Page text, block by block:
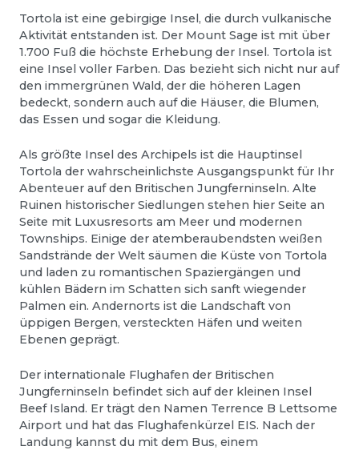
Tortola ist eine gebirgige Insel, die durch vulkanische
Aktivität entstanden ist. Der Mount Sage ist mit über
1.700 Fuß die höchste Erhebung der Insel. Tortola ist
eine Insel voller Farben. Das bezieht sich nicht nur auf
den immergrünen Wald, der die höheren Lagen
bedeckt, sondern auch auf die Häuser, die Blumen,
das Essen und sogar die Kleidung.
Als größte Insel des Archipels ist die Hauptinsel
Tortola der wahrscheinlichste Ausgangspunkt für Ihr
Abenteuer auf den Britischen Jungferninseln. Alte
Ruinen historischer Siedlungen stehen hier Seite an
Seite mit Luxusresorts am Meer und modernen
Townships. Einige der atemberaubendsten weißen
Sandstrände der Welt säumen die Küste von Tortola
und laden zu romantischen Spaziergängen und
kühlen Bädern im Schatten sich sanft wiegender
Palmen ein. Andernorts ist die Landschaft von
üppigen Bergen, versteckten Häfen und weiten
Ebenen geprägt.
Der internationale Flughafen der Britischen
Jungferninseln befindet sich auf der kleinen Insel
Beef Island. Er trägt den Namen Terrence B Lettsome
Airport und hat das Flughafenkürzel EIS. Nach der
Landung kannst du mit dem Bus, einem